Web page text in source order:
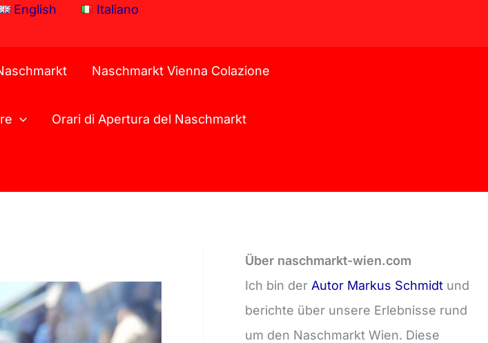
English Italiano
Naschmarkt Vienna Colazione
Orari di Apertura del Naschmarkt
Über naschmarkt-wien.com
Ich bin der Autor Markus Schmidt und
berichte über unsere Erlebnisse rund
um den Naschmarkt Wien. Diese